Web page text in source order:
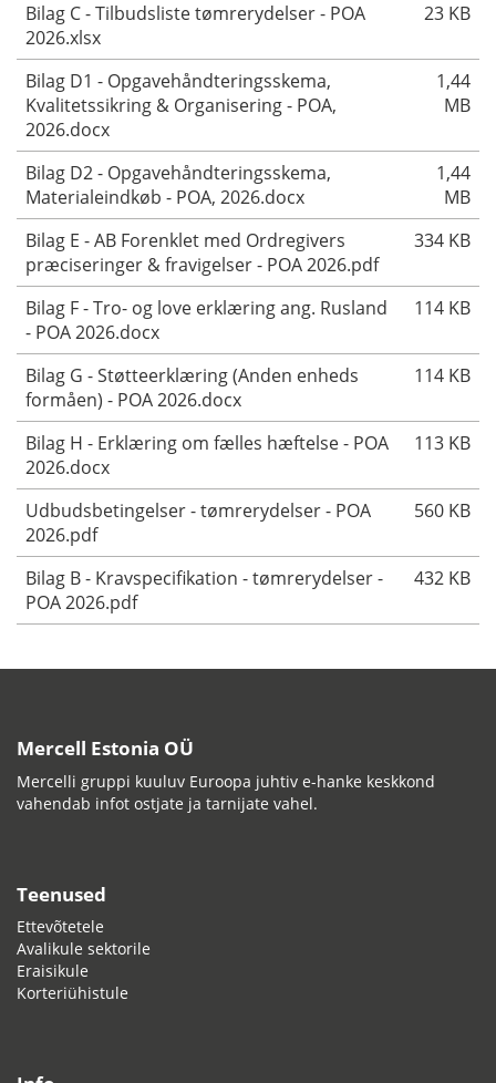
Bilag C - Tilbudsliste tømrerydelser - POA
2026.xlsx
23 KB
Bilag D1 - Opgavehåndteringsskema,
Kvalitetssikring & Organisering - POA,
2026.docx
1,44
MB
Bilag D2 - Opgavehåndteringsskema,
Materialeindkøb - POA, 2026.docx
1,44
MB
Bilag E - AB Forenklet med Ordregivers
præciseringer & fravigelser - POA 2026.pdf
334 KB
Bilag F - Tro- og love erklæring ang. Rusland
- POA 2026.docx
114 KB
Bilag G - Støtteerklæring (Anden enheds
formåen) - POA 2026.docx
114 KB
Bilag H - Erklæring om fælles hæftelse - POA
2026.docx
113 KB
Udbudsbetingelser - tømrerydelser - POA
2026.pdf
560 KB
Bilag B - Kravspecifikation - tømrerydelser -
POA 2026.pdf
432 KB
Mercell Estonia OÜ
Mercelli gruppi kuuluv Euroopa juhtiv e-hanke keskkond
vahendab infot ostjate ja tarnijate vahel.
Teenused
Ettevõtetele
Avalikule sektorile
Eraisikule
Korteriühistule